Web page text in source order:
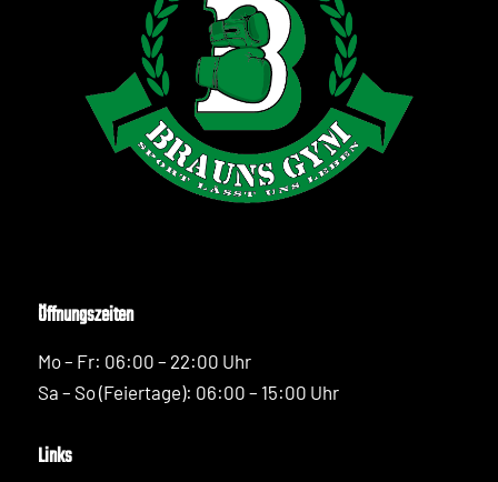
Öffnungszeiten
Mo – Fr: 06:00 – 22:00 Uhr
Sa – So (Feiertage): 06:00 – 15:00 Uhr
Links